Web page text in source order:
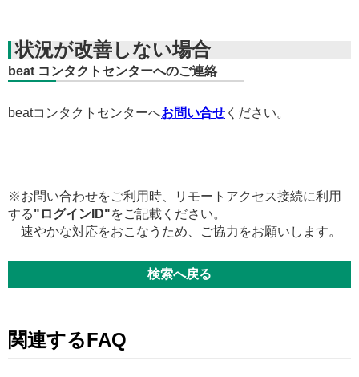
状況が改善しない場合
beat コンタクトセンターへのご連絡
beatコンタクトセンターへお問い合せ ください。
※お問い合わせをご利用時、リモートアクセス接続に利用
する"ログインID"をご記載ください。
速やかな対応をおこなうため、ご協力をお願いします。
検索へ戻る
関連するFAQ